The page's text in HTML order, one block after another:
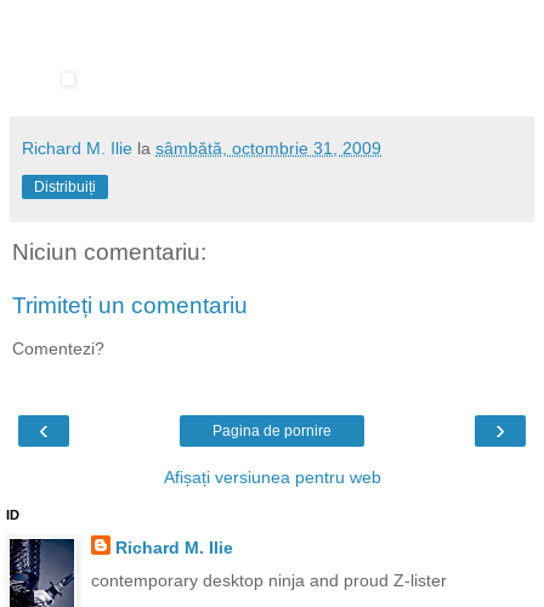
Richard M. Ilie la sâmbătă, octombrie 31, 2009
Distribuiți
Niciun comentariu:
Trimiteți un comentariu
Comentezi?
‹ ›
Pagina de pornire
Afișați versiunea pentru web
ID
Richard M. Ilie
contemporary desktop ninja and proud Z-lister